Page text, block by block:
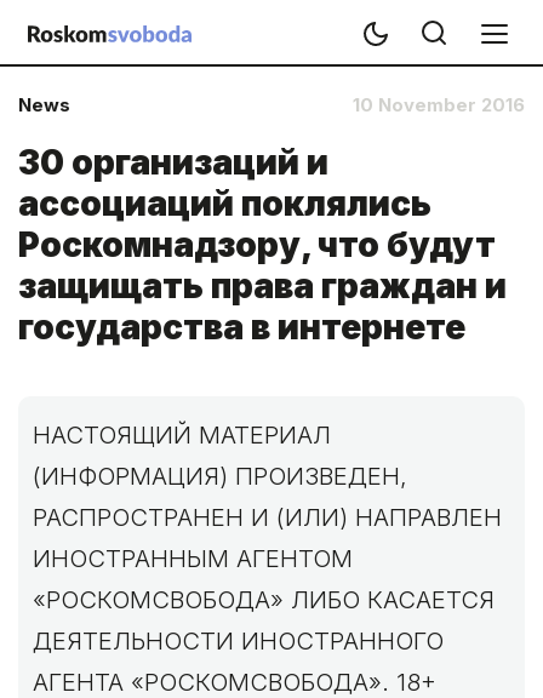
News 10 November 2016
30 организаций и
ассоциаций поклялись
Роскомнадзору, что будут
защищать права граждан и
государства в интернете
НАСТОЯЩИЙ МАТЕРИАЛ
(ИНФОРМАЦИЯ) ПРОИЗВЕДЕН,
РАСПРОСТРАНЕН И (ИЛИ) НАПРАВЛЕН
ИНОСТРАННЫМ АГЕНТОМ
«РОСКОМСВОБОДА» ЛИБО КАСАЕТСЯ
ДЕЯТЕЛЬНОСТИ ИНОСТРАННОГО
АГЕНТА «РОСКОМСВОБОДА». 18+